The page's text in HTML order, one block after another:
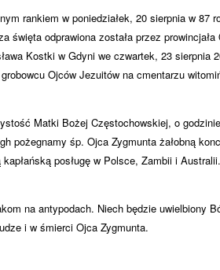
rankiem w poniedziałek, 20 sierpnia w 87
święta odprawiona została przez
Kostki w Gdyni we czwartek, 23 sierpnia
Ojców Jezuitów na cmentarzu
Matki Bożej Częstochowskiej, o
pożegnamy śp. Ojca Zygmunta żałobną
posługę w Polsce, Zambii i Australii.
na antypodach. Niech będzie uwielbiony
i w śmierci Ojca Zygmunta.